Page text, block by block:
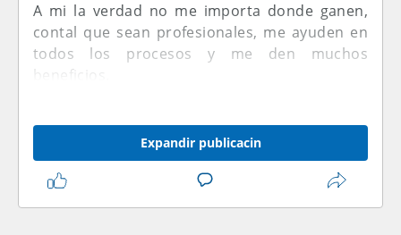
A mi la verdad no me importa donde ganen,
contal que sean profesionales, me ayuden en
todos los procesos y me den muchos
beneficios.
Expandir publicacin